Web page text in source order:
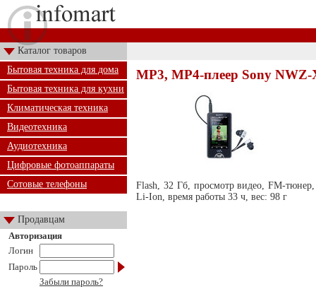
Каталог товаров
Бытовая техника для дома
Бытовая техника для кухни
Климатическая техника
Видеотехника
Аудиотехника
Цифровые фотоаппараты
Сотовые телефоны
Продавцам
Авторизация
Логин
Пароль
Забыли пароль?
MP3, MP4-плеер Sony NWZ-
Flash, 32 Гб, просмотр видео, FM-
Li-Ion, время работы 33 ч, вес: 98 г